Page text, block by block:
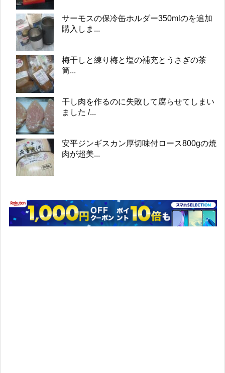
サーモスの保冷缶ホルダー350mlのを追加
購入しま...
梅干しと練り梅と塩の補充とうさぎの茶
筒...
干し肉を作るのに失敗して腐らせてしまい
ました /...
安平ジンギスカン厚切味付ロース800gの焼
肉が超美...